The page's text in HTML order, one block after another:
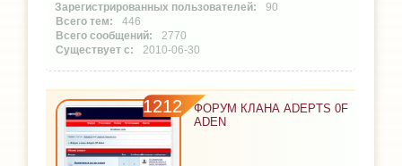
90
446
2770
2010-06-30
1212
ФОРУМ КЛАНА ADEPTS 0F
ADEN